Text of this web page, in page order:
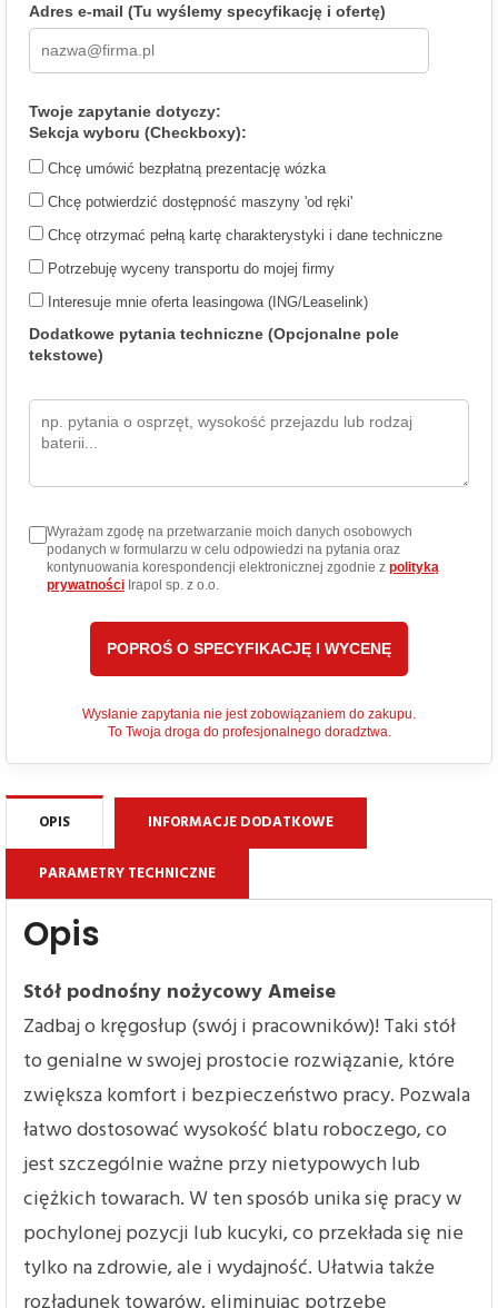
Adres e-mail (Tu wyślemy specyfikację i ofertę)
Twoje zapytanie dotyczy:
Sekcja wyboru (Checkboxy):
Chcę umówić bezpłatną prezentację wózka
Chcę potwierdzić dostępność maszyny 'od ręki'
Chcę otrzymać pełną kartę charakterystyki i dane techniczne
Potrzebuję wyceny transportu do mojej firmy
Interesuje mnie oferta leasingowa (ING/Leaselink)
Dodatkowe pytania techniczne (Opcjonalne pole
tekstowe)
Wyrażam zgodę na przetwarzanie moich danych osobowych
podanych w formularzu w celu odpowiedzi na pytania oraz
kontynuowania korespondencji elektronicznej zgodnie z polityką
prywatności Irapol sp. z o.o.
Wysłanie zapytania nie jest zobowiązaniem do zakupu.
To Twoja droga do profesjonalnego doradztwa.
OPIS INFORMACJE DODATKOWE
PARAMETRY TECHNICZNE
Opis
Stół podnośny nożycowy Ameise
Zadbaj o kręgosłup (swój i pracowników)! Taki stół
to genialne w swojej prostocie rozwiązanie, które
zwiększa komfort i bezpieczeństwo pracy. Pozwala
łatwo dostosować wysokość blatu roboczego, co
jest szczególnie ważne przy nietypowych lub
ciężkich towarach. W ten sposób unika się pracy w
pochylonej pozycji lub kucyki, co przekłada się nie
tylko na zdrowie, ale i wydajność. Ułatwia także